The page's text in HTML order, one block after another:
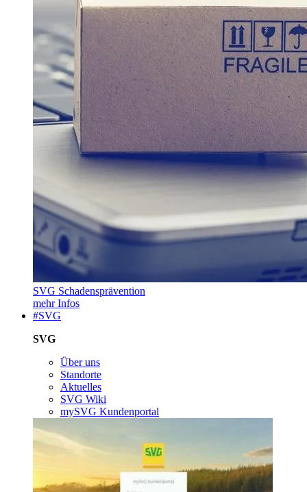
SVG Schadensprävention
mehr Infos
#SVG
SVG
Über uns
Standorte
Aktuelles
SVG Wiki
mySVG Kundenportal